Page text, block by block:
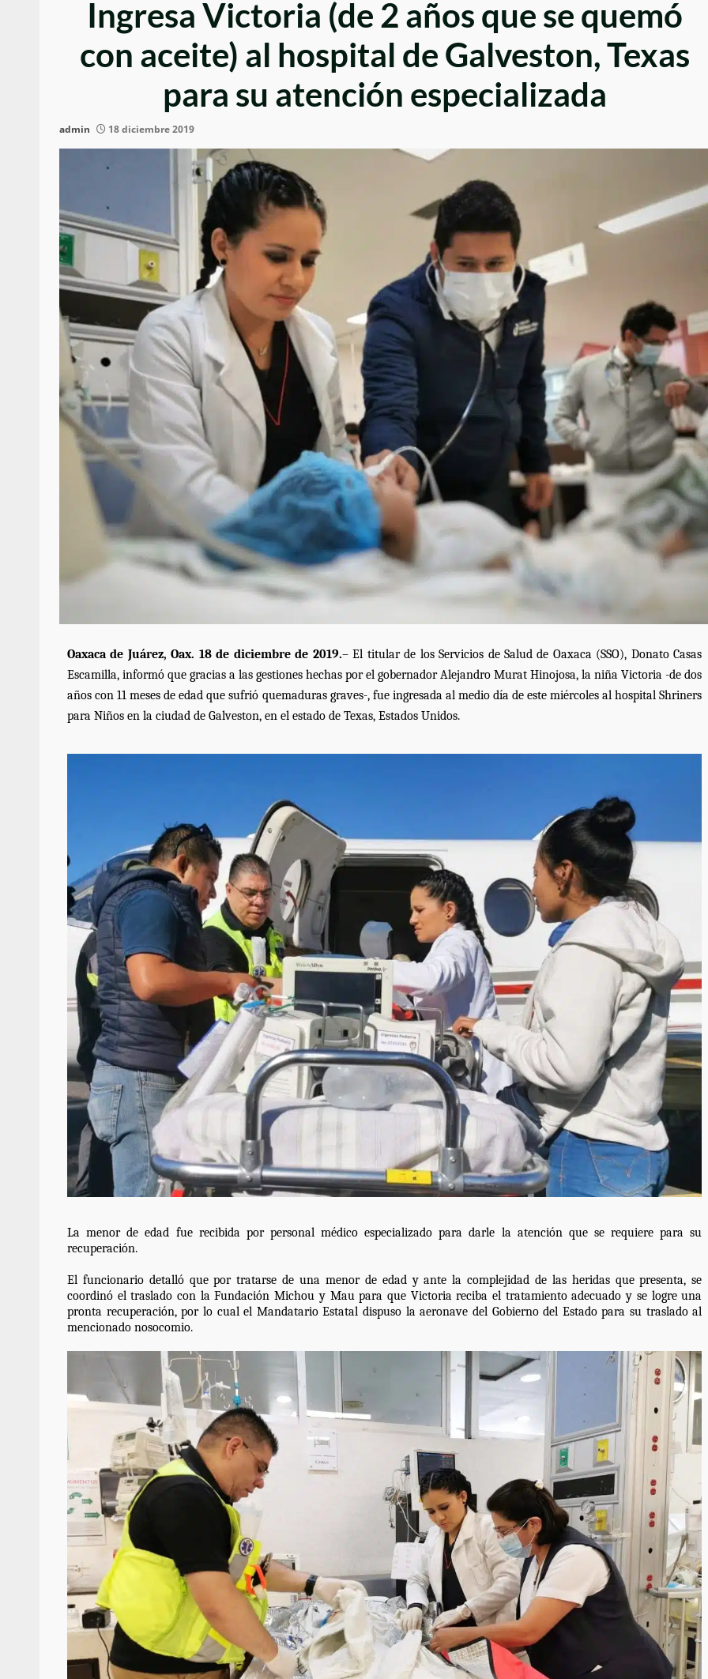
Ingresa Victoria (de 2 años que se quemó
con aceite) al hospital de Galveston, Texas
para su atención especializada
admin 18 diciembre 2019
Oaxaca de Juárez, Oax. 18 de diciembre de 2019.– El titular de los Servicios de Salud de Oaxaca (SSO), Donato Casas
Escamilla, informó que gracias a las gestiones hechas por el gobernador Alejandro Murat Hinojosa, la niña Victoria -de dos
años con 11 meses de edad que sufrió quemaduras graves-, fue ingresada al medio día de este miércoles al hospital Shriners
para Niños en la ciudad de Galveston, en el estado de Texas, Estados Unidos.
La menor de edad fue recibida por personal médico especializado para darle la atención que se requiere para su
recuperación.
El funcionario detalló que por tratarse de una menor de edad y ante la complejidad de las heridas que presenta, se
coordinó el traslado con la Fundación Michou y Mau para que Victoria reciba el tratamiento adecuado y se logre una
pronta recuperación, por lo cual el Mandatario Estatal dispuso la aeronave del Gobierno del Estado para su traslado al
mencionado nosocomio.
Exhorta Poder Legislativo al IEEPO y al Iocied
a realizar una evaluación técnica y
estructural integral de las instalaciones de la
Se normaliza la circulación vehicular a la
altura del puente Templadera, San Pedro
Tapanatepec
22 octubre 2024
¡Histórico! Bukele elimina el presupuesto a
los partidos políticos.
30 enero 2025
Sanciona Municipio de Oaxaca de
Juárez caso de maltrato animal tras
admin 16 julio 2026
Exhorta Poder Legislativo al IEEPO
y al Iocied a realizar una evaluación
técnica y estructural integral de las
instalaciones de la Escuela
Secundaria General Moisés Sáenz
admin 5 agosto 2026
Despliega Gabinete de Seguridad
operativos aéreos en la Sierra Sur
para reforzar la vigilancia y
búsqueda de persona desaparecida
admin 17 septiembre 2025
Detienen a Ernesto Ruffo en Baja
California; FGR lo investiga por
presuntos delitos de delincuencia
organizada y contrabando
16 julio 2026
SE BUSCA A RECIÉN NACIDA.
Ejecuta orden de aprehensión por el
delito de pederastia cometido en la
región del Istmo de Tehuantepec